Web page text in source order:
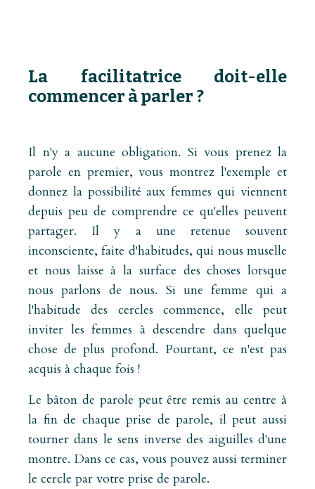
La facilitatrice doit-elle
commencer à parler ?
Il n'y a aucune obligation. Si vous prenez la
parole en premier, vous montrez l'exemple et
donnez la possibilité aux femmes qui viennent
depuis peu de comprendre ce qu'elles peuvent
partager. Il y a une retenue souvent
inconsciente, faite d'habitudes, qui nous muselle
et nous laisse à la surface des choses lorsque
nous parlons de nous. Si une femme qui a
l'habitude des cercles commence, elle peut
inviter les femmes à descendre dans quelque
chose de plus profond. Pourtant, ce n'est pas
acquis à chaque fois !
Le bâton de parole peut être remis au centre à
la fin de chaque prise de parole, il peut aussi
tourner dans le sens inverse des aiguilles d'une
montre. Dans ce cas, vous pouvez aussi terminer
le cercle par votre prise de parole.